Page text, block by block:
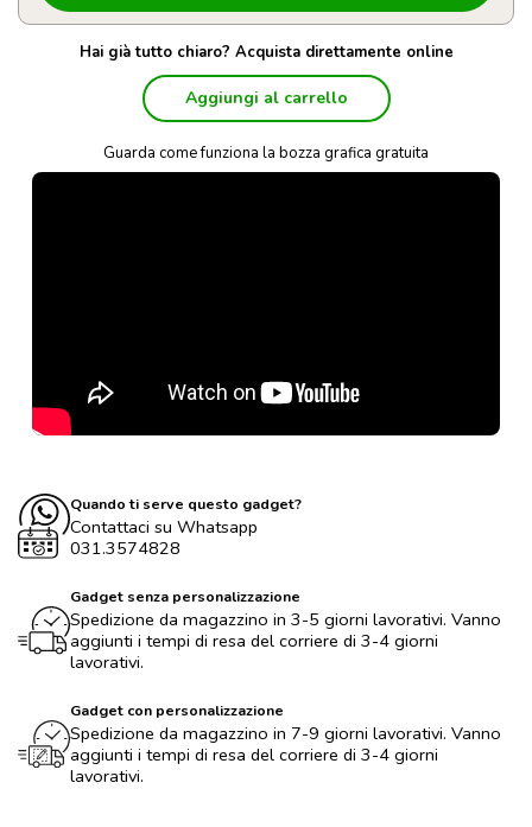
Hai già tutto chiaro? Acquista direttamente online
Aggiungi al carrello
Guarda come funziona la bozza grafica gratuita
Quando ti serve questo gadget?
Contattaci su Whatsapp
031.3574828
Gadget senza personalizzazione
Spedizione da magazzino in 3-5 giorni lavorativi. Vanno
aggiunti i tempi di resa del corriere di 3-4 giorni
lavorativi.
Gadget con personalizzazione
Spedizione da magazzino in 7-9 giorni lavorativi. Vanno
aggiunti i tempi di resa del corriere di 3-4 giorni
lavorativi.